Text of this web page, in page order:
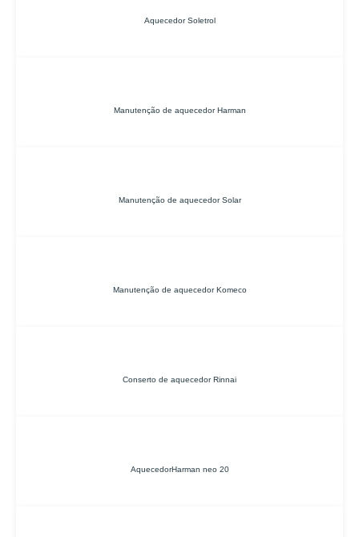
Aquecedor Soletrol
Manutenção de aquecedor Harman
Manutenção de aquecedor Solar
Manutenção de aquecedor Komeco
Conserto de aquecedor Rinnai
AquecedorHarman neo 20